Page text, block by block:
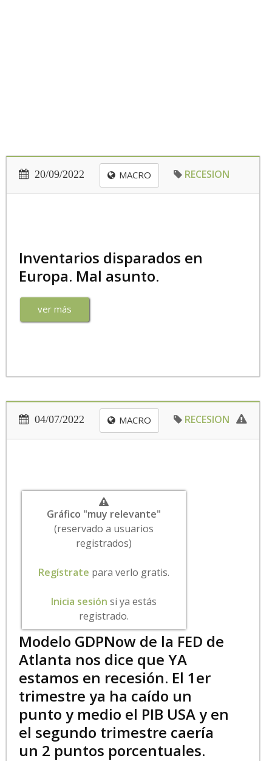
20/09/2022 MACRO RECESION
Inventarios disparados en
Europa. Mal asunto.
ver más
04/07/2022 MACRO RECESION
Gráfico "muy relevante"
(reservado a usuarios
registrados)
Regístrate para verlo gratis.
Inicia sesión si ya estás
registrado.
Modelo GDPNow de la FED de
Atlanta nos dice que YA
estamos en recesión. El 1er
trimestre ya ha caído un
punto y medio el PIB USA y en
el segundo trimestre caería
un 2 puntos porcentuales.